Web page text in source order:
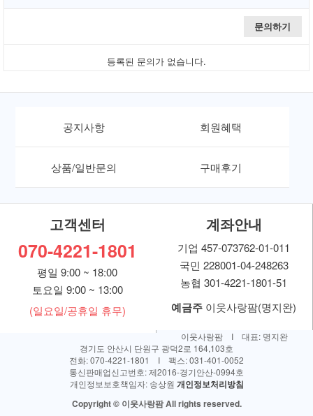
문의하기
등록된 문의가 없습니다.
공지사항 회원혜택
상품/일반문의 구매후기
고객센터
070-4221-1801
평일 9:00 ~ 18:00
토요일 9:00 ~ 13:00
(일요일/공휴일 휴무)
계좌안내
기업 457-073762-01-011
국민 228001-04-248263
농협 301-4221-1801-51
예금주 이웃사랑팜(명지완)
이웃사랑팜 I 대표: 명지완
경기도 안산시 단원구 광덕2로 164,103호
전화: 070-4221-1801 I 팩스: 031-401-0052
통신판매업신고번호: 제2016-경기안산-0994호
개인정보보호책임자: 송상원 개인정보처리방침
Copyright © 이웃사랑팜 All rights reserved.